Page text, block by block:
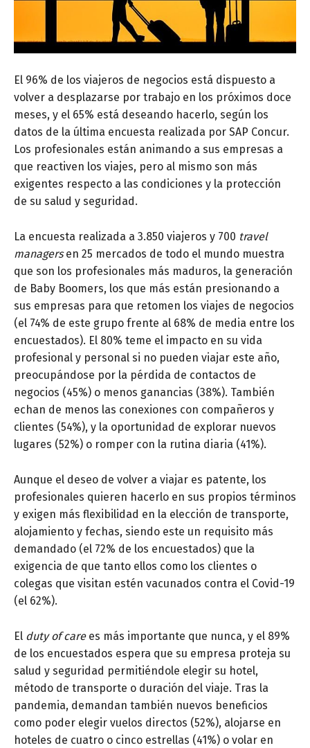
El 96% de los viajeros de negocios está dispuesto a
volver a desplazarse por trabajo en los próximos doce
meses, y el 65% está deseando hacerlo, según los
datos de la última encuesta realizada por SAP Concur.
Los profesionales están animando a sus empresas a
que reactiven los viajes, pero al mismo son más
exigentes respecto a las condiciones y la protección
de su salud y seguridad.
La encuesta realizada a 3.850 viajeros y 700 travel
managersen 25 mercados de todo el mundo muestra
que son los profesionales más maduros, la generación
de Baby Boomers, los que más están presionando a
sus empresas para que retomen los viajes de negocios
(el 74% de este grupo frente al 68% de media entre los
encuestados). El 80% teme el impacto en su vida
profesional y personal si no pueden viajar este año,
preocupándose por la pérdida de contactos de
negocios (45%) o menos ganancias (38%). También
echan de menos las conexiones con compañeros y
clientes (54%), y la oportunidad de explorar nuevos
lugares (52%) o romper con la rutina diaria (41%).
Aunque el deseo de volver a viajar es patente, los
profesionales quieren hacerlo en sus propios términos
y exigen más flexibilidad en la elección de transporte,
alojamiento y fechas, siendo este un requisito más
demandado (el 72% de los encuestados) que la
exigencia de que tanto ellos como los clientes o
colegas que visitan estén vacunados contra el Covid-19
(el 62%).
El duty of carees más importante que nunca, y el 89%
de los encuestados espera que su empresa proteja su
salud y seguridad permitiéndole elegir su hotel,
método de transporte o duración del viaje. Tras la
pandemia, demandan también nuevos beneficios
como poder elegir vuelos directos (52%), alojarse en
hoteles de cuatro o cinco estrellas (41%) o volar en